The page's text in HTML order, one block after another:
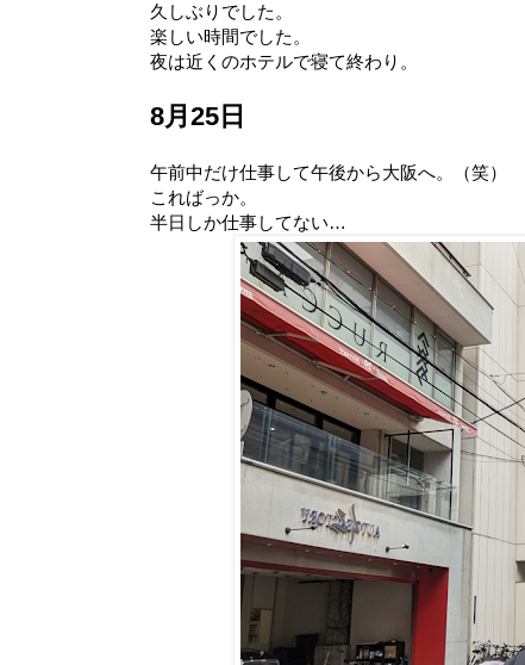
久しぶりでした。
楽しい時間でした。
夜は近くのホテルで寝て終わり。
8月25日
午前中だけ仕事して午後から大阪へ。（笑）
こればっか。
半日しか仕事してない…